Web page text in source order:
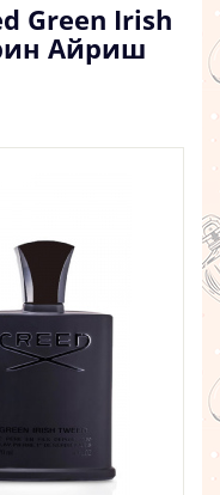
Green Irish
Айриш